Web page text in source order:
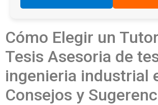
Cómo Elegir un
Tesis Asesoria de
ingenieria industrial
Consejos y